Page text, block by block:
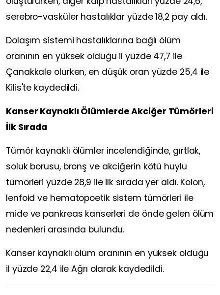
serebro-vasküler hastalıklar yüzde 18,2 pay aldı.
Dolaşım sistemi hastalıklarına bağlı ölüm
oranının en yüksek olduğu il yüzde 47,7 ile
Çanakkale olurken, en düşük oran yüzde 25,4 ile
Kilis'te kaydedildi.
Kanser Kaynaklı Ölümlerde Akciğer Tümörleri
İlk Sırada
Tümör kaynaklı ölümler incelendiğinde, gırtlak,
soluk borusu, bronş ve akciğerin kötü huylu
tümörleri yüzde 28,9 ile ilk sırada yer aldı. Kolon,
lenfoid ve hematopoetik sistem tümörleri ile
mide ve pankreas kanserleri de önde gelen ölüm
nedenleri arasında bulundu.
Kanser kaynaklı ölüm oranının en yüksek olduğu
il yüzde 22,4 ile Ağrı olarak kaydedildi.